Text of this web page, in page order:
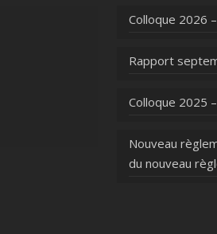
Colloque 2026
Rapport
Colloque 2025
Nouveau
du nouveau